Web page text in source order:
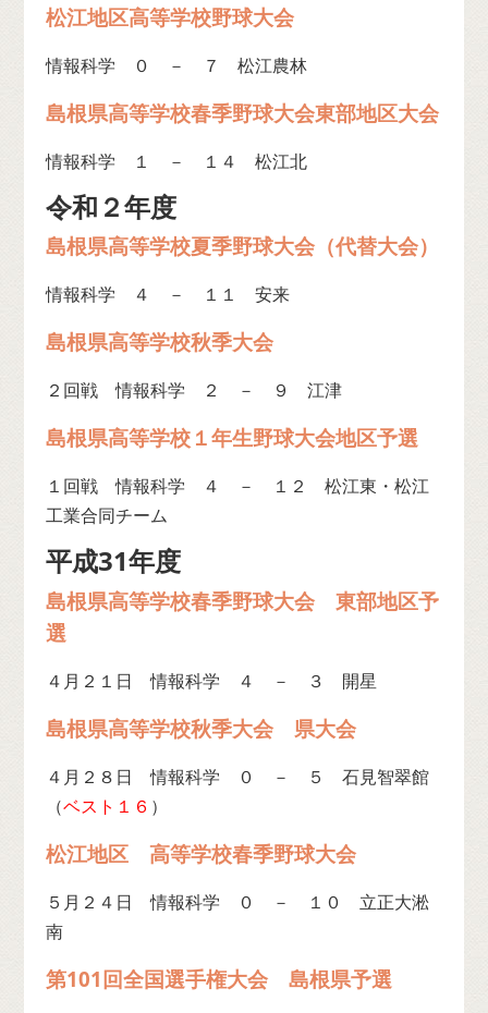
松江地区高等学校野球大会
情報科学 ０ － ７ 松江農林
島根県高等学校春季野球大会東部地区大会
情報科学 １ － １４ 松江北
令和２年度
島根県高等学校夏季野球大会（代替大会）
情報科学 ４ － １１ 安来
島根県高等学校秋季大会
２回戦 情報科学 ２ － ９ 江津
島根県高等学校１年生野球大会地区予選
１回戦 情報科学 ４ － １２ 松江東・松江
工業合同チーム
平成31年度
島根県高等学校春季野球大会 東部地区予
選
４月２１日 情報科学 ４ － ３ 開星
島根県高等学校秋季大会 県大会
４月２８日 情報科学 ０ － ５ 石見智翠館
（ベスト１６ ）
松江地区 高等学校春季野球大会
５月２４日 情報科学 ０ － １０ 立正大淞
南
第101回全国選手権大会 島根県予選